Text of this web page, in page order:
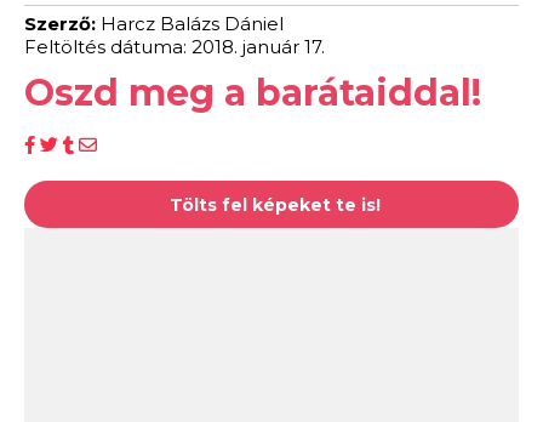
Szerző: Harcz Balázs Dániel
Feltöltés dátuma: 2018. január 17.
Oszd meg a barátaiddal!
Tölts fel képeket te is!